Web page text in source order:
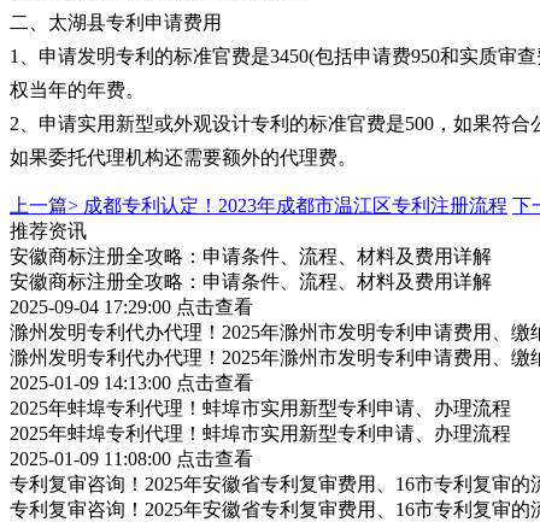
二、太湖县专利申请费用
1、申请发明专利的标准官费是3450(包括申请费950和实质审
权当年的年费。
2、申请实用新型或外观设计专利的标准官费是500，如果符
如果委托代理机构还需要额外的代理费。
上一篇> 成都专利认定！2023年成都市温江区专利注册流程 下
推荐资讯
安徽商标注册全攻略：申请条件、流程、材料及费用详解
安徽商标注册全攻略：申请条件、流程、材料及费用详解
2025-09-04 17:29:00 点击查看
滁州发明专利代办代理！2025年滁州市发明专利申请费用、缴
滁州发明专利代办代理！2025年滁州市发明专利申请费用、缴
2025-01-09 14:13:00 点击查看
2025年蚌埠专利代理！蚌埠市实用新型专利申请、办理流程
2025年蚌埠专利代理！蚌埠市实用新型专利申请、办理流程
2025-01-09 11:08:00 点击查看
专利复审咨询！2025年安徽省专利复审费用、16市专利复审的
专利复审咨询！2025年安徽省专利复审费用、16市专利复审的